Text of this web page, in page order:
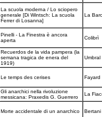
La scuola moderna / Lo sciopero
generale [Di Wintsch: La scuola
Ferrer di Losanna]
La
Pinelli - La Finestra è ancora
aperta
Colibrì
Recuerdos de la vida pampera (la
semana tragica de enera del
1919)
Umbral
Le temps des cerises Fayard
Gli anarchici nella rivoluzione
messicana: Praxedis G. Guerrero
La
Morte accidentale di un anarchico Bertani